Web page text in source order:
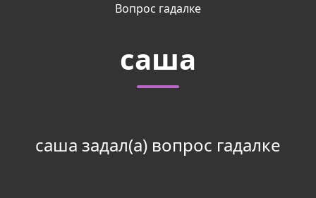
Вопрос гадалке
саша
саша задал(а) вопрос гадалке